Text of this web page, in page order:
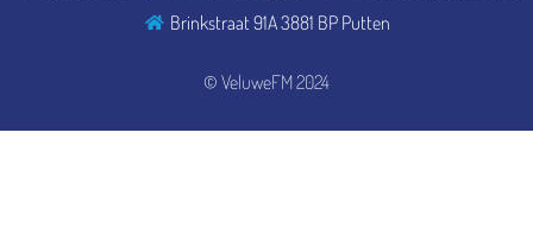
© VeluweFM 2024
Brinkstraat 91A 3881 BP Putten